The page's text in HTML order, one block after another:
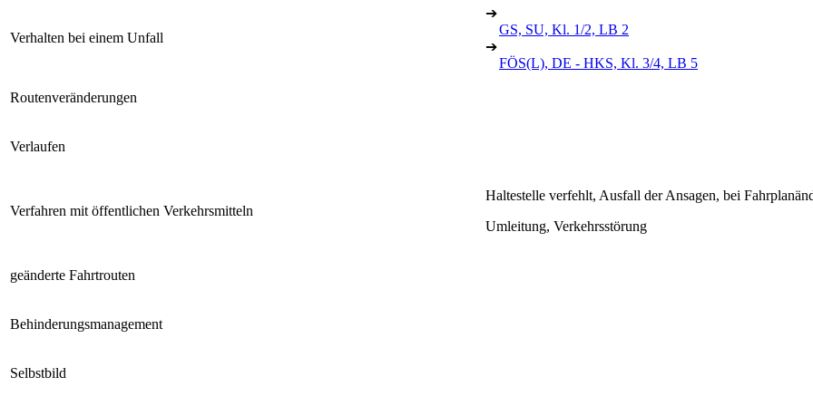
Verhalten bei einem Unfall
➔
GS, SU, Kl. 1/2, LB 2
➔
FÖS(L), DE - HKS, Kl. 3/4, LB 5
Routenveränderungen
Verlaufen
Verfahren mit öffentlichen Verkehrsmitteln
Haltestelle verfehlt, Ausfall der Ansagen, bei
Umleitung, Verkehrsstörung
geänderte Fahrtrouten
Behinderungsmanagement
Selbstbild